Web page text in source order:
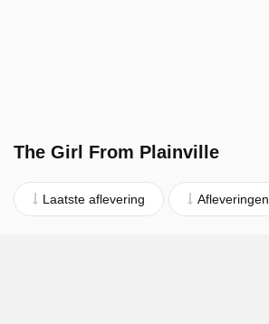
The Girl From Plainville
Laatste aflevering Afleveringen